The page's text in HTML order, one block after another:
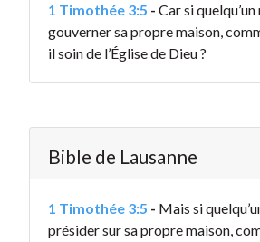
1 Timothée 3:5 - Car si quelqu’un
gouverner sa propre maison,
il soin de l’Église de Dieu ?
Bible de Lausanne
1 Timothée 3:5 - Mais si
présider sur sa propre maison,